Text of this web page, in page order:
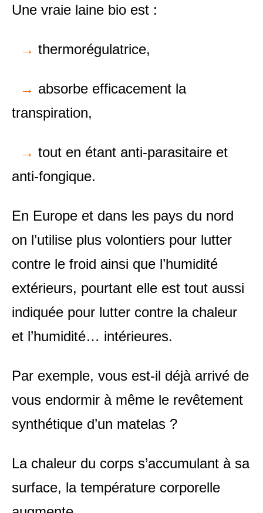
Une vraie laine bio est :
→ thermorégulatrice,
→ absorbe efficacement la
transpiration,
→ tout en étant anti-parasitaire et
anti-fongique.
En Europe et dans les pays du nord
on l’utilise plus volontiers pour lutter
contre le froid ainsi que l’humidité
extérieurs, pourtant elle est tout aussi
indiquée pour lutter contre la chaleur
et l’humidité… intérieures.
Par exemple, vous est-il déjà arrivé de
vous endormir à même le revêtement
synthétique d’un matelas ?
La chaleur du corps s’accumulant à sa
surface, la température corporelle